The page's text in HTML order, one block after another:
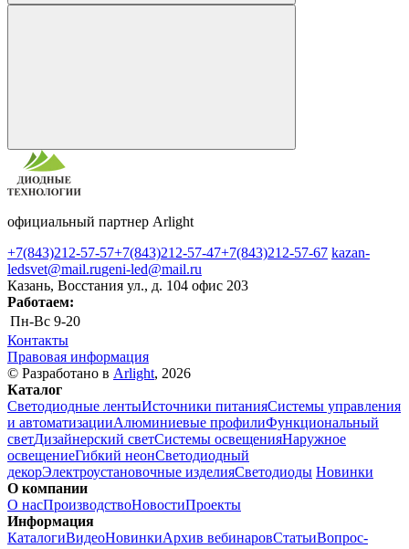
официальный партнер Arlight
+7(843)212-57-57+7(843)212-57-47+7(843)212-57-67 kazan-
ledsvet@mail.rugeni-led@mail.ru
Казань, Восстания ул., д. 104 офис 203
Работаем:
Пн-Вс 9-20
Контакты
Правовая информация
© Разработано в Arlight, 2026
Каталог
Светодиодные лентыИсточники питанияСистемы управления
и автоматизацииАлюминиевые профилиФункциональный
светДизайнерский светСистемы освещенияНаружное
освещениеГибкий неонСветодиодный
декорЭлектроустановочные изделияСветодиоды Новинки
О компании
О насПроизводствоНовостиПроекты
Информация
КаталогиВидеоНовинкиАрхив вебинаровСтатьиВопрос-